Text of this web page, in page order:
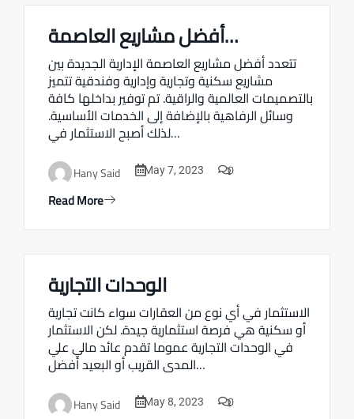
Real estate Estate ville أفضل مشاريع العاصمة…
تتعدد أفضل مشاريع العاصمة الإدارية الجديدة بين
مشاريع سكنية وتجارية وإدارية وفندقية تتميز
بالتصميمات العالمية والراقية. تم توفير بداخلها كافة
وسائل الرفاهية بالإضافة إلى الخدمات الأساسية.
لذلك أصبح الاستثمار في…
Hany Said May 7, 2023 0
Read More
Real estate Estate ville
الوحدات التجارية
الاستثمار في أي نوع من العقارات سواء كانت تجارية
أو سكنية هي فرصة استثمارية جيدة. لكن الاستثمار
في الوحدات التجارية عموما تقدم عائد مالي علي
المدى القريب أو البعيد أفضل…
Hany Said May 8, 2023 0